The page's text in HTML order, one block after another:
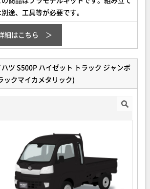
途、工具等が必要です。
細はこちら
ツ S500P ハイゼット トラック ジャンボ
ックマイカメタリック)